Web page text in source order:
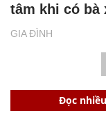
GIA ĐÌNH
tâm khi có bà
Đọc nhiều